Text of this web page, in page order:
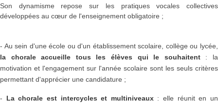
Son dynamisme repose sur les pratiques vocales collectives
développées au cœur de l'enseignement obligatoire ;
- Au sein d'une école ou d'un établissement scolaire, collège ou lycée,
la chorale accueille tous les élèves qui le souhaitent :
la
motivation et l'engagement sur l'année scolaire sont les seuls critères
permettant d'apprécier une candidature ;
- La chorale est intercycles et multiniveaux: elle réunit en un